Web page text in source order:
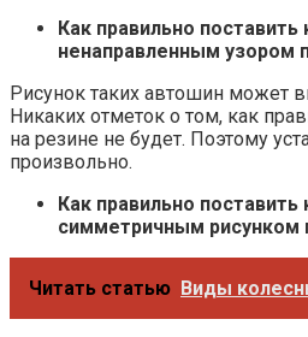
Как правильно поставить
ненаправленным узором
Рисунок таких автошин может
Никаких отметок о том, как
на резине не будет. Поэтому
произвольно.
Как правильно поставить
симметричным рисунком
Читать статью Виды